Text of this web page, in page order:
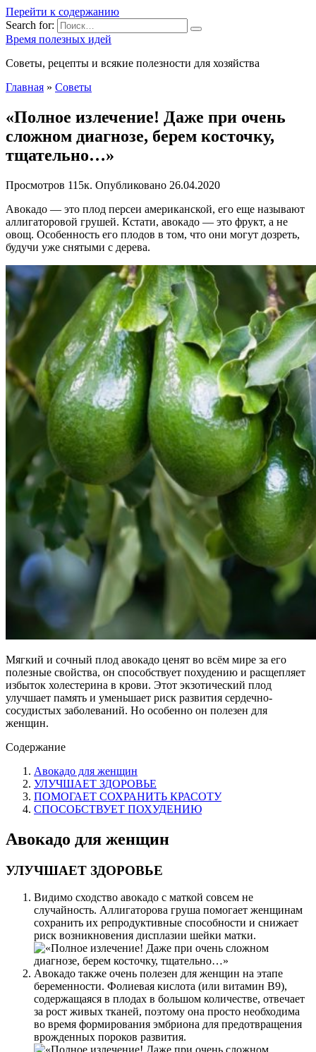
Перейти к содержанию
Search for:
Время полезных идей
Советы, рецепты и всякие полезности для хозяйства
Главная » Советы
«Полное излечение! Даже при очень
сложном диагнозе, берем косточку,
тщательно…»
Просмотров 115к. Опубликовано 26.04.2020
Авокадо — это плод персеи американской, его еще называют
аллигаторовой грушей. Кстати, авокадо — это фрукт, а не
овощ. Особенность его плодов в том, что они могут дозреть,
будучи уже снятыми с дерева.
Мягкий и сочный плод авокадо ценят во всём мире за его
полезные свойства, он способствует похудению и расщепляет
избыток холестерина в крови. Этот экзотический плод
улучшает память и уменьшает риск развития сердечно-
сосудистых заболеваний. Но особенно он полезен для
женщин.
Содержание
Авокадо для женщин
УЛУЧШАЕТ ЗДОРОВЬЕ
ПОМОГАЕТ СОХРАНИТЬ КРАСОТУ
СПОСОБСТВУЕТ ПОХУДЕНИЮ
Авокадо для женщин
УЛУЧШАЕТ ЗДОРОВЬЕ
Видимо сходство авокадо с маткой совсем не
случайность. Аллигаторова груша помогает женщинам
сохранить их репродуктивные способности и снижает
риск возникновения дисплазии шейки матки.
Авокадо также очень полезен для женщин на этапе
беременности. Фолиевая кислота (или витамин В9),
содержащаяся в плодах в большом количестве, отвечает
за рост живых тканей, поэтому она просто необходима
во время формирования эмбриона для предотвращения
врожденных пороков развития.